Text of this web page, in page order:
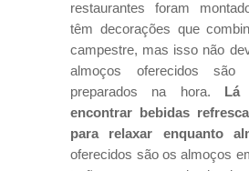
restaurantes foram
têm decorações que
campestre, mas isso não
almoços oferecidos são
preparados na hora.
Lá
encontrar bebidas
para relaxar enquanto
oferecidos são os almoços